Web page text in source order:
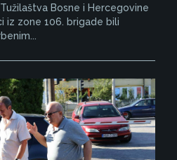
Bosne i Hercegovine
iz zone 106. brigade bili